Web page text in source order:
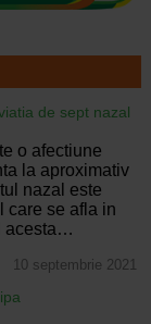
de sept nazal
o afectiune
la aproximativ
nazal este
care se afla in
acesta…
10 septembrie 2021